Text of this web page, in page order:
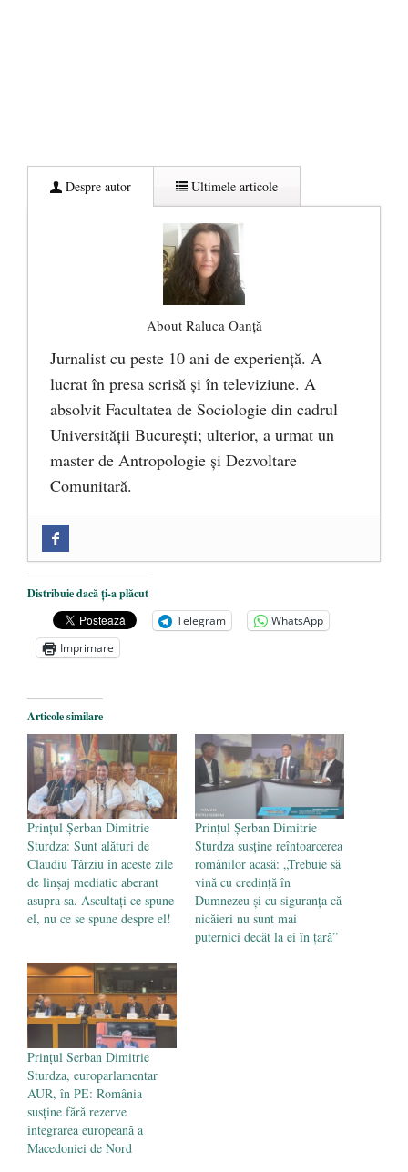
Despre autor Ultimele articole
About Raluca Oanță
Jurnalist cu peste 10 ani de experiență. A
lucrat în presa scrisă și în televiziune. A
absolvit Facultatea de Sociologie din cadrul
Universității București; ulterior, a urmat un
master de Antropologie și Dezvoltare
Comunitară.
Mănăstirea „Sfânta Ana” Rohia. Părintele
Nicolae Steinhardt, comemorat la 102 ani
de la naștere - 29 iulie 2024
„Carnea cultivată” în laborator, tot mai
comercializare în UE
Părintele mărturisitor Constantin
Voicescu, pomenit, duminică, la
Mănăstirea Cernica
- 27 iulie 2024
Distribuie dacă ți-a plăcut
Telegram
WhatsApp
Imprimare
Articole similare
Prințul Șerban Dimitrie
Sturdza: Sunt alături de
Claudiu Târziu în aceste zile
de linșaj mediatic aberant
asupra sa. Ascultați ce spune
el, nu ce se spune despre el!
Prințul Șerban Dimitrie
Sturdza susține reîntoarcerea
românilor acasă: „Trebuie să
vină cu credință în
Dumnezeu și cu siguranța că
nicăieri nu sunt mai
puternici decât la ei în țară”
Prințul Serban Dimitrie
Sturdza, europarlamentar
AUR, în PE: România
susține fără rezerve
integrarea europeană a
Macedoniei de Nord